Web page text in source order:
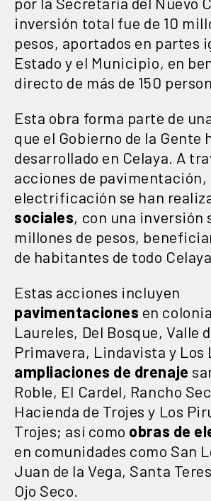
inversión total fue de 10
pesos, aportados en partes
Estado y el Municipio, en
directo de más de 150
Esta obra forma parte de
que el Gobierno de la Gente
desarrollado en Celaya. A
acciones de pavimentación,
electrificación se han
sociales, con una inversión
millones de pesos,
de habitantes de todo
Estas acciones incluyen
pavimentaciones en
Laureles, Del Bosque, Valle
Primavera, Lindavista y Los
ampliaciones de drenaje
Roble, El Cardel, Rancho
Hacienda de Trojes y Los
Trojes; así como obras de
en comunidades como San
Juan de la Vega, Santa
Ojo Seco.